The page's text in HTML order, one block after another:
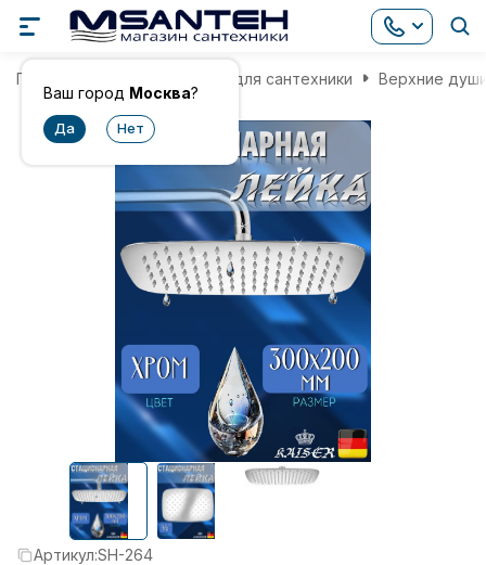
Ваш город Москва?
Главная Комплектующие для сантехники Верхние
Артикул:SH-264